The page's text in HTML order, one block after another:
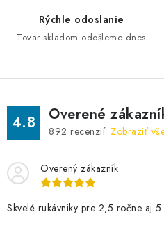
Rýchle odoslanie
Tovar skladom odošleme dnes
4.8 Overené
892 recenzií. Zobraziť
Overený zákazník
Skvelé rukávniky pre 2,5 ročne aj